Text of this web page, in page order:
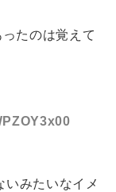
たのは覚えて
いみたいなイメ